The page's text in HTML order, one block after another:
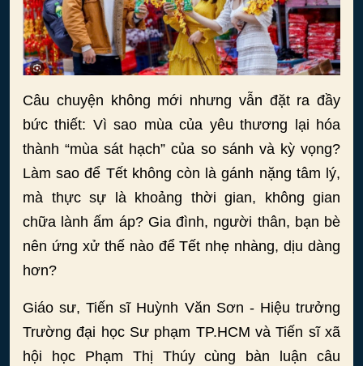
Câu chuyện không mới nhưng vẫn đặt ra đầy
bức thiết: Vì sao mùa của yêu thương lại hóa
thành “mùa sát hạch” của so sánh và kỳ vọng?
Làm sao để Tết không còn là gánh nặng tâm lý,
mà thực sự là khoảng thời gian, không gian
chữa lành ấm áp? Gia đình, người thân, bạn bè
nên ứng xử thế nào để Tết nhẹ nhàng, dịu dàng
hơn?
Giáo sư, Tiến sĩ Huỳnh Văn Sơn - Hiệu trưởng
Trường đại học Sư phạm TP.HCM và Tiến sĩ xã
hội học Phạm Thị Thúy cùng bàn luận câu